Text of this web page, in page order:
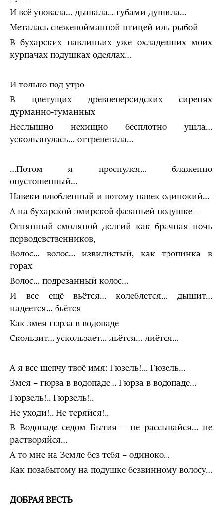
И всё уповала… дышала… губами душила…
Металась свежепойманной птицей иль рыбой
В бухарских павлиньих уже охладевших моих
курпачах подушках одеялах…
И только под утро
В цветущих древнеперсидских сиренях
дурманно-туманных
Неслышно нехищно бесплотно ушла…
ускользнулась… оттрепетала…
…Потом я проснулся… блаженно
опустошенный…
Навеки влюбленный и потому навек одинокий…
А на бухарской эмирской фазаньей подушке –
Огнянный смоляной долгий как брачная ночь
перводевственников,
Волос… волос… извилистый, как тропинка в
горах
Волос… подрезанный колос…
И все ещё вьётся… колеблется… дышит…
надеется… бьётся
Как змея гюрза в водопаде
Скользит… ускользает… льётся… лиётся…
А я все шепчу твоё имя: Гюзель!... Гюзель…
Змея – гюрза в водопаде… Гюрза в водопаде…
Гюрзель!.. Гюрзель!..
Не уходи!.. Не теряйся!..
В Водопаде седом Бытия – не рассыпайся… не
растворяйся…
А то мне на Земле без тебя – одиноко…
Как позабытому на подушке безвинному волосу…
ДОБРАЯ ВЕСТЬ